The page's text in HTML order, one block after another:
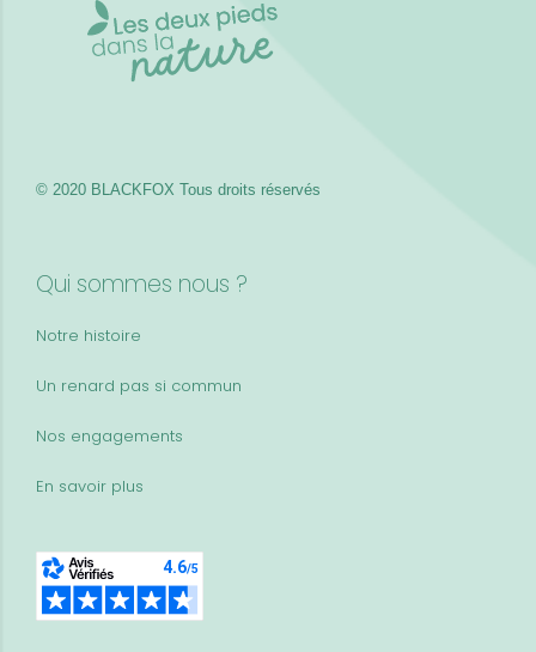
Qui sommes nous ?
Notre histoire
Un renard pas si commun
Nos engagements
En savoir plus
© 2020 BLACKFOX Tous droits réservés